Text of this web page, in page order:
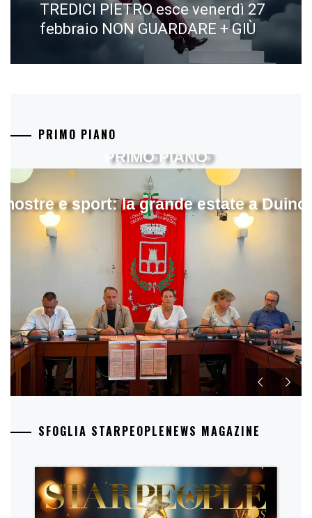
Next
post:
TREDICI PIETRO esce venerdì 27
febbraio NON GUARDARE + GIÙ​
PRIMO PIANO
e sport: la grande estate a
PRIMO PIANO
SFOGLIA STARPEOPLENEWS MAGAZINE